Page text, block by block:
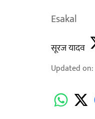
Esakal
सूरज यादव
Updated on: